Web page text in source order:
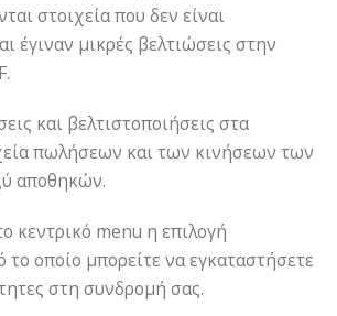
στοιχεία που δεν είναι
έγιναν μικρές βελτιώσεις στην
και βελτιστοποιήσεις στα
πωλήσεων και των κινήσεων των
αποθηκών.
κεντρικό menu η επιλογή
το οποίο μπορείτε να εγκαταστήσετε
στη συνδρομή σας.